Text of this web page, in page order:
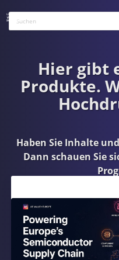
Hier gibt
Produkte.
Haben Sie Inhalte
Dann schauen Sie